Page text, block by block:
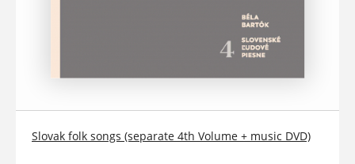
Slovak folk songs (separate 4th Volume + music DVD)